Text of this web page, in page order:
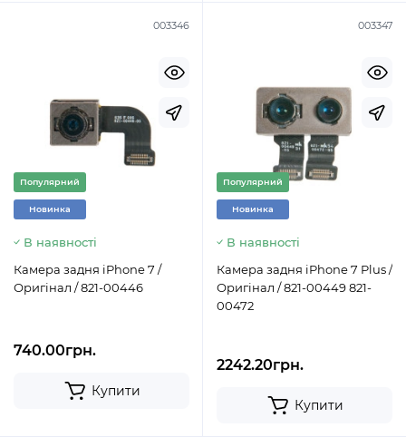
003346
Популярний
Новинка
В наявності
Камера задня iPhone 7 /
Оригінал / 821-00446
740.00грн.
Купити
003347
Популярний
Новинка
В наявності
Камера задня iPhone 7 Plus /
Оригінал / 821-00449 821-
00472
2242.20грн.
Купити